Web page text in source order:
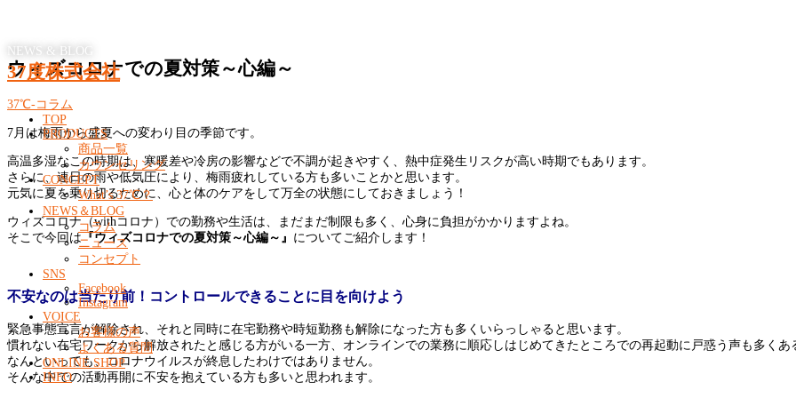
37度株式会社
TOP
PRODUCTS
商品一覧
カウンセリング
CONCEPT
What’s 37℃？
NEWS＆BLOG
コラム
ニュース
コンセプト
SNS
Facebook
Instagram
VOICE
お客様の声
よくある質問
ONLINE SHOP
INFO
NEWS & BLOG
ウィズコロナでの夏対策～心編～
37℃-コラム
7月は梅雨から盛夏への変わり目の季節です。
高温多湿なこの時期は、寒暖差や冷房の影響などで不調が起きやすく、熱中症発生リスクが高い時期でもあります。
さらに、連日の雨や低気圧により、梅雨疲れしている方も多いことかと思います。
元気に夏を乗り切るために、心と体のケアをして万全の状態にしておきましょう！
ウィズコロナ（withコロナ）での勤務や生活は、まだまだ制限も多く、心身に負担がかかりますよね。
そこで今回は『ウィズコロナでの夏対策～心編～』 についてご紹介します！
不安なのは当たり前！コントロールできることに目を向けよう
緊急事態宣言が解除され、それと同時に在宅勤務や時短勤務も解除になった方も多くいらっしゃると思います。
慣れない在宅ワークから解放されたと感じる方がいる一方、オンラインでの業務に順応しはじめてきたところでの再起動に戸惑う声も多くあ
なんといっても、コロナウイルスが終息したわけではありません。
そんな中での活動再開に不安を抱えている方も多いと思われます。